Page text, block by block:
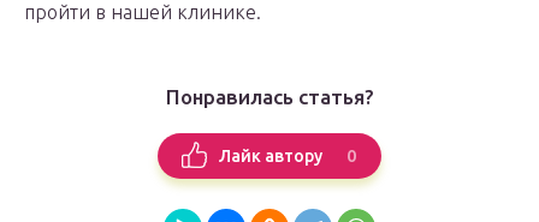
пройти в нашей клинике.
Понравилась статья?
Лайк автору 0